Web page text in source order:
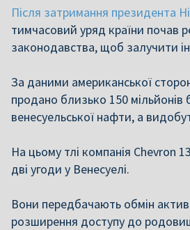
Після затримання президента
тимчасовий уряд країни почав
законодавства, щоб залучити
За даними американської
продано близько 150 мільйонів
венесуельської нафти, а
На цьому тлі компанія Chevron
дві угоди у Венесуелі.
Вони передбачають обмін
розширення доступу до